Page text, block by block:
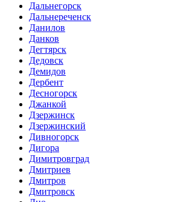
Дальнегорск
Дальнереченск
Данилов
Данков
Дегтярск
Дедовск
Демидов
Дербент
Десногорск
Джанкой
Дзержинск
Дзержинский
Дивногорск
Дигора
Димитровград
Дмитриев
Дмитров
Дмитровск